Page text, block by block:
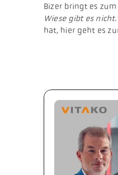
Bizer bringt es
Wiese gibt es
hat, hier geht es